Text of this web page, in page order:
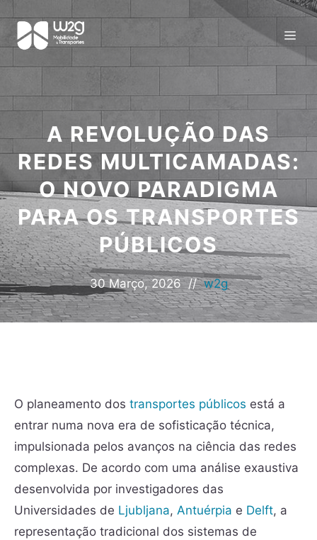
A REVOLUÇÃO DAS
REDES MULTICAMADAS:
O NOVO PARADIGMA
PARA OS TRANSPORTES
PÚBLICOS
30 Março, 2026 // w2g
O planeamento dos transportes públicos está a
entrar numa nova era de sofisticação técnica,
impulsionada pelos avanços na ciência das redes
complexas. De acordo com uma análise exaustiva
desenvolvida por investigadores das
Universidades de Ljubljana, Antuérpia e Delft, a
representação tradicional dos sistemas de